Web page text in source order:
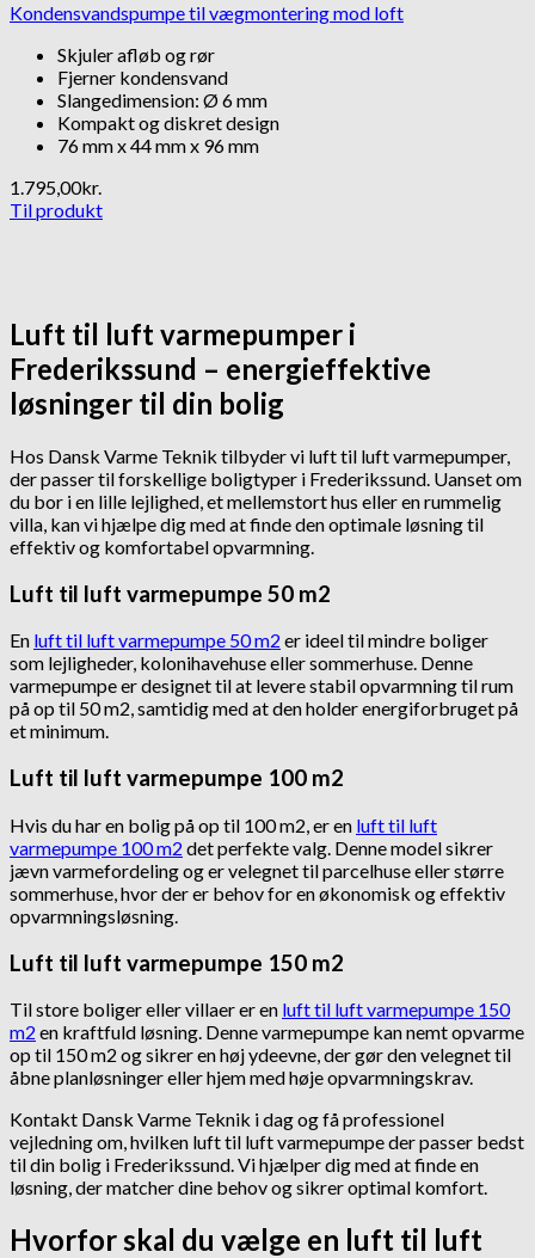
Kondensvandspumpe til vægmontering mod loft
Skjuler afløb og rør
Fjerner kondensvand
Slangedimension: Ø 6 mm
Kompakt og diskret design
76 mm x 44 mm x 96 mm
1.795,00kr.
Til produkt
Luft til luft varmepumper i
Frederikssund – energieffektive
løsninger til din bolig
Hos Dansk Varme Teknik tilbyder vi luft til luft varmepumper,
der passer til forskellige boligtyper i Frederikssund. Uanset om
du bor i en lille lejlighed, et mellemstort hus eller en rummelig
villa, kan vi hjælpe dig med at finde den optimale løsning til
effektiv og komfortabel opvarmning.
Luft til luft varmepumpe 50 m2
En luft til luft varmepumpe 50 m2 er ideel til mindre boliger
som lejligheder, kolonihavehuse eller sommerhuse. Denne
varmepumpe er designet til at levere stabil opvarmning til rum
på op til 50 m2, samtidig med at den holder energiforbruget på
et minimum.
Luft til luft varmepumpe 100 m2
Hvis du har en bolig på op til 100 m2, er en luft til luft
varmepumpe 100 m2 det perfekte valg. Denne model sikrer
jævn varmefordeling og er velegnet til parcelhuse eller større
sommerhuse, hvor der er behov for en økonomisk og effektiv
opvarmningsløsning.
Luft til luft varmepumpe 150 m2
Til store boliger eller villaer er en luft til luft varmepumpe 150
m2 en kraftfuld løsning. Denne varmepumpe kan nemt opvarme
op til 150 m2 og sikrer en høj ydeevne, der gør den velegnet til
åbne planløsninger eller hjem med høje opvarmningskrav.
Kontakt Dansk Varme Teknik i dag og få professionel
vejledning om, hvilken luft til luft varmepumpe der passer bedst
til din bolig i Frederikssund. Vi hjælper dig med at finde en
løsning, der matcher dine behov og sikrer optimal komfort.
Hvorfor skal du vælge en luft til luft